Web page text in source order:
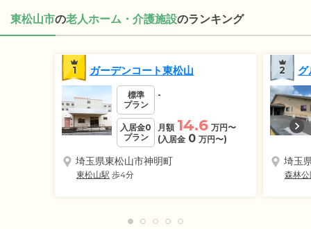
東松山市の老人ホーム・介護施設のランキング
1 ガーデンコート東松山
標準
プラン
-
入居金0
プラン
月額 14.6 万円〜
(入居金 0 万円〜)
埼玉県東松山市神明町
東松山駅 歩4分
2
埼玉
森林